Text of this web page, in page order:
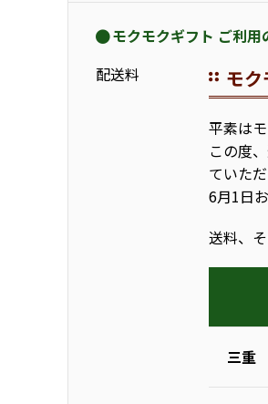
モクモクギフト ご利用
配送料
モ
平素は
この度
ていただ
6月1日
送料、
三重